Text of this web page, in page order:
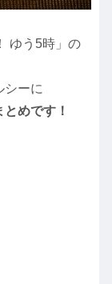
ゆう5時」の
シーに
めです！